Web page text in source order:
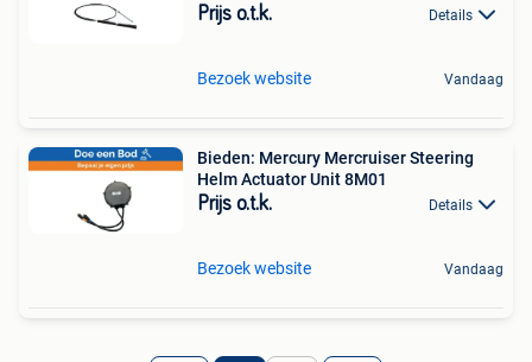
Prijs o.t.k. Details
Bezoek website Vandaag
Bieden: Mercury Mercruiser Steering
Helm Actuator Unit 8M01
Prijs o.t.k. Details
Bezoek website Vandaag